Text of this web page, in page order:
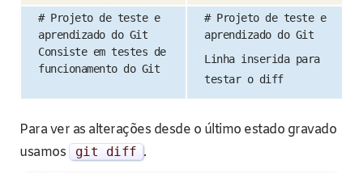
# Projeto de teste e
aprendizado do Git
Consiste em testes de
funcionamento do Git
# Projeto de teste e
aprendizado do Git
Linha inserida para
testar o diff
Para ver as alterações desde o último estado gravado
usamos
git diff .